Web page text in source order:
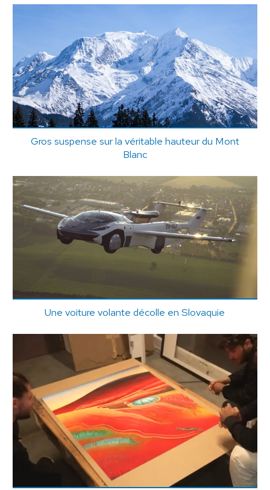
Gros suspense sur la véritable hauteur du Mont
Blanc
Une voiture volante décolle en Slovaquie